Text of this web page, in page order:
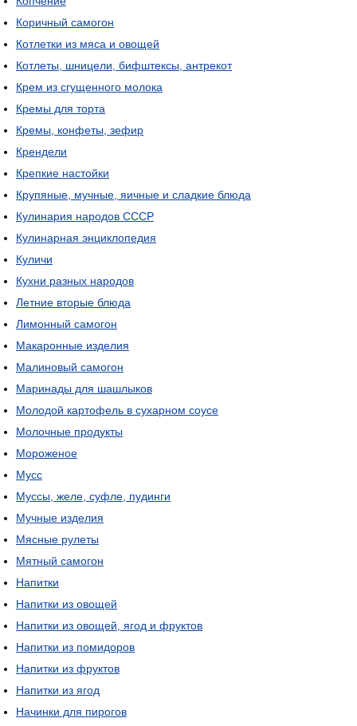
Коричный самогон
Котлетки из мяса и овощей
Котлеты, шницели, бифштексы, антрекот
Крем из сгущенного молока
Кремы для торта
Кремы, конфеты, зефир
Крендели
Крепкие настойки
Крупяные, мучные, яичные и сладкие блюда
Кулинария народов СССР
Кулинарная энциклопедия
Куличи
Кухни разных народов
Летние вторые блюда
Лимонный самогон
Макаронные изделия
Малиновый самогон
Маринады для шашлыков
Молодой картофель в сухарном соусе
Молочные продукты
Мороженое
Мусс
Муссы, желе, суфле, пудинги
Мучные изделия
Мясные рулеты
Мятный самогон
Напитки
Напитки из овощей
Напитки из овощей, ягод и фруктов
Напитки из помидоров
Напитки из фруктов
Напитки из ягод
Начинки для пирогов